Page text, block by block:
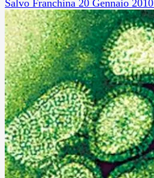
Salvo Franchina 20 Gennaio 2010